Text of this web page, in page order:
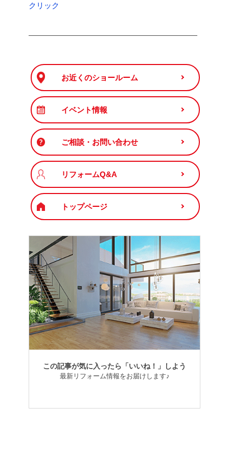
クリック
――――――――――――――――――――――
お近くのショールーム
イベント情報
ご相談・お問い合わせ
リフォームQ&A
トップページ
この記事が気に入ったら「いいね！」しよう
最新リフォーム情報をお届けします♪